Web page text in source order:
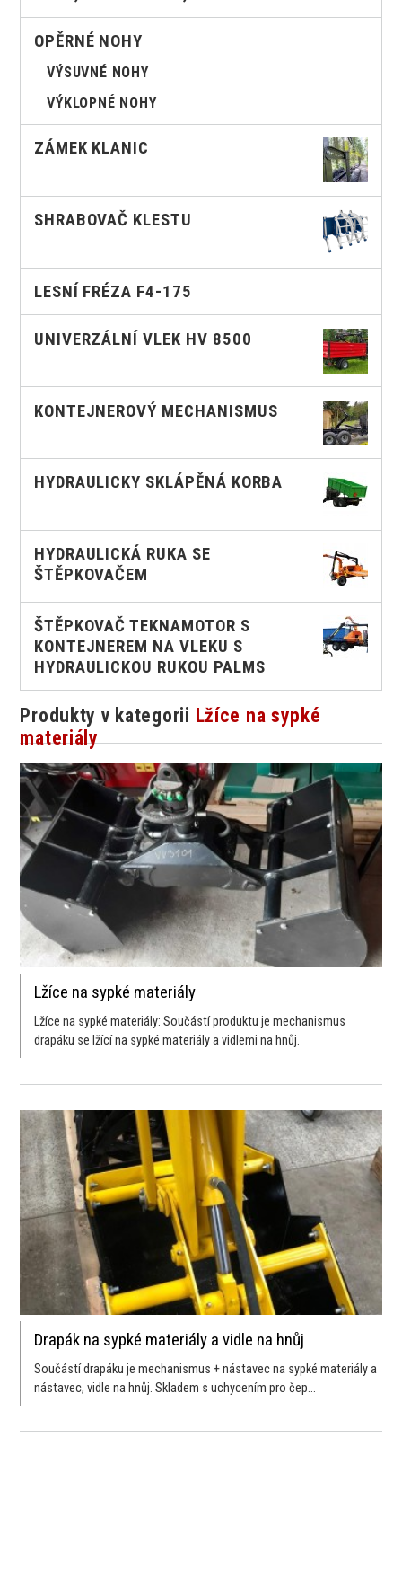
OPĚRNÉ NOHY
VÝSUVNÉ NOHY
VÝKLOPNÉ NOHY
ZÁMEK KLANIC
SHRABOVAČ KLESTU
LESNÍ FRÉZA F4-175
UNIVERZÁLNÍ VLEK HV 8500
KONTEJNEROVÝ MECHANISMUS
HYDRAULICKY SKLÁPĚNÁ KORBA
HYDRAULICKÁ RUKA SE
ŠTĚPKOVAČEM
ŠTĚPKOVAČ TEKNAMOTOR S
KONTEJNEREM NA VLEKU S
HYDRAULICKOU RUKOU PALMS
Produkty v kategorii Lžíce na sypké
materiály
Lžíce na sypké materiály
Lžíce na sypké materiály: Součástí produktu je mechanismus
drapáku se lžící na sypké materiály a vidlemi na hnůj.
Drapák na sypké materiály a vidle na hnůj
Součástí drapáku je mechanismus + nástavec na sypké materiály a
nástavec, vidle na hnůj. Skladem s uchycením pro čep...